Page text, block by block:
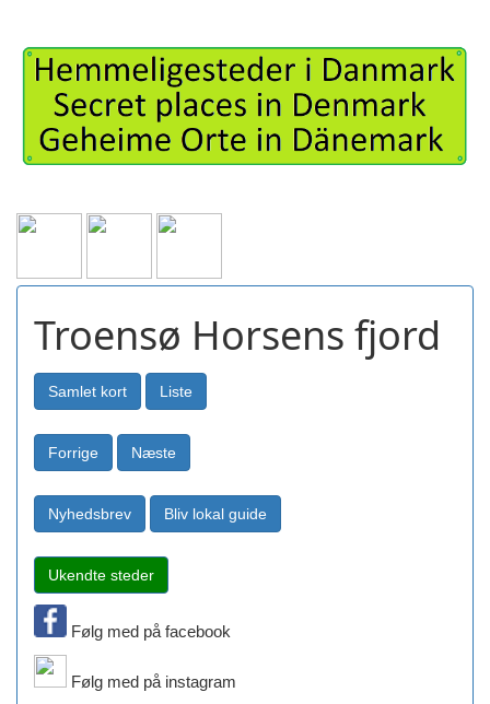
Troensø Horsens fjord
Følg med på facebook
Følg med på instagram